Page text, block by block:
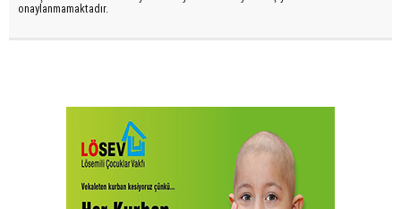
onaylanmamaktadır.